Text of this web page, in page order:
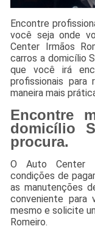
Encontre
você seja onde
Center Irmãos
carros a domicílio
que você irá
profissionais
maneira mais
Encontre
domicílio
procura.
O Auto Center
condições de
as manutenções
conveniente para
mesmo e solicite
Romeiro.